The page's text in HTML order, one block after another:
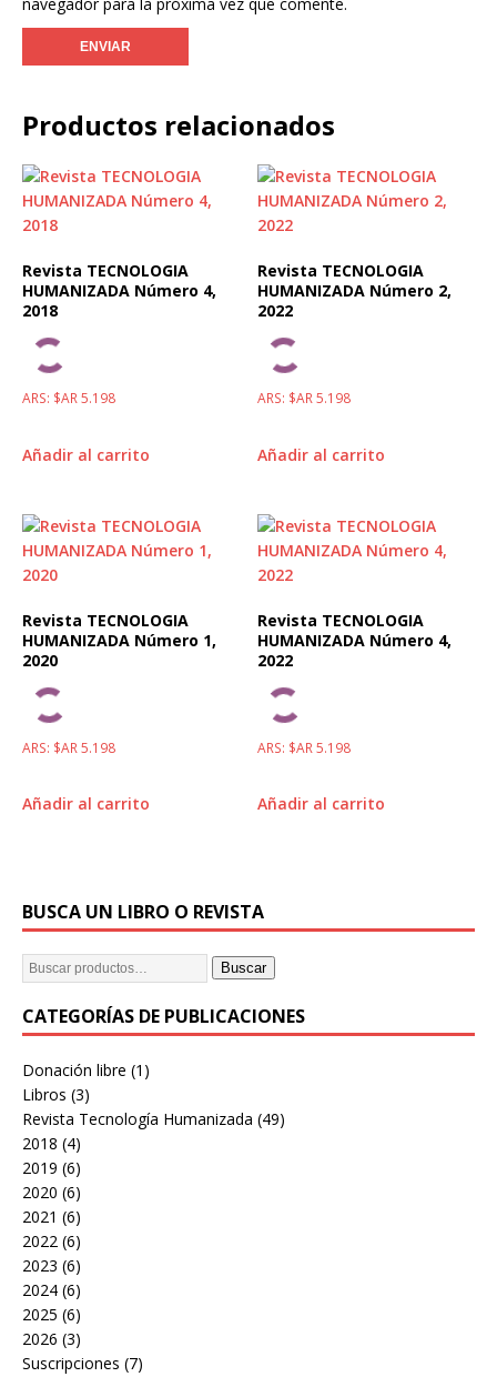
Productos relacionados
Revista TECNOLOGIA
HUMANIZADA Número 4,
2018
ARS: $AR 5.198
Añadir al carrito
Revista TECNOLOGIA
HUMANIZADA Número 2,
2022
ARS: $AR 5.198
Añadir al carrito
Revista TECNOLOGIA
HUMANIZADA Número 1,
2020
ARS: $AR 5.198
Añadir al carrito
Revista TECNOLOGIA
HUMANIZADA Número 4,
2022
ARS: $AR 5.198
Añadir al carrito
BUSCA UN LIBRO O REVISTA
Buscar
CATEGORÍAS DE PUBLICACIONES
Donación libre (1)
Libros (3)
Revista Tecnología Humanizada (49)
2018 (4)
2019 (6)
2020 (6)
2021 (6)
2022 (6)
2023 (6)
2024 (6)
2025 (6)
2026 (3)
Suscripciones (7)